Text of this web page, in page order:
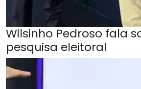
Wilsinho Pedroso fala
pesquisa eleitoral